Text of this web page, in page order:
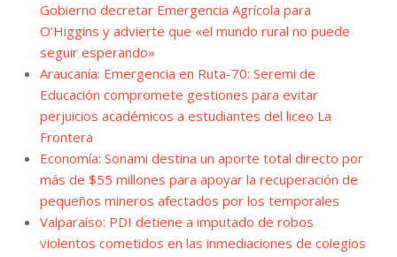
Gobierno decretar Emergencia Agrícola para
O’Higgins y advierte que «el mundo rural no puede
seguir esperando»
Araucanía: Emergencia en Ruta-70: Seremi de
Educación compromete gestiones para evitar
perjuicios académicos a estudiantes del liceo La
Frontera
Economía: Sonami destina un aporte total directo por
más de $55 millones para apoyar la recuperación de
pequeños mineros afectados por los temporales
Valparaíso: PDI detiene a imputado de robos
violentos cometidos en las inmediaciones de colegios